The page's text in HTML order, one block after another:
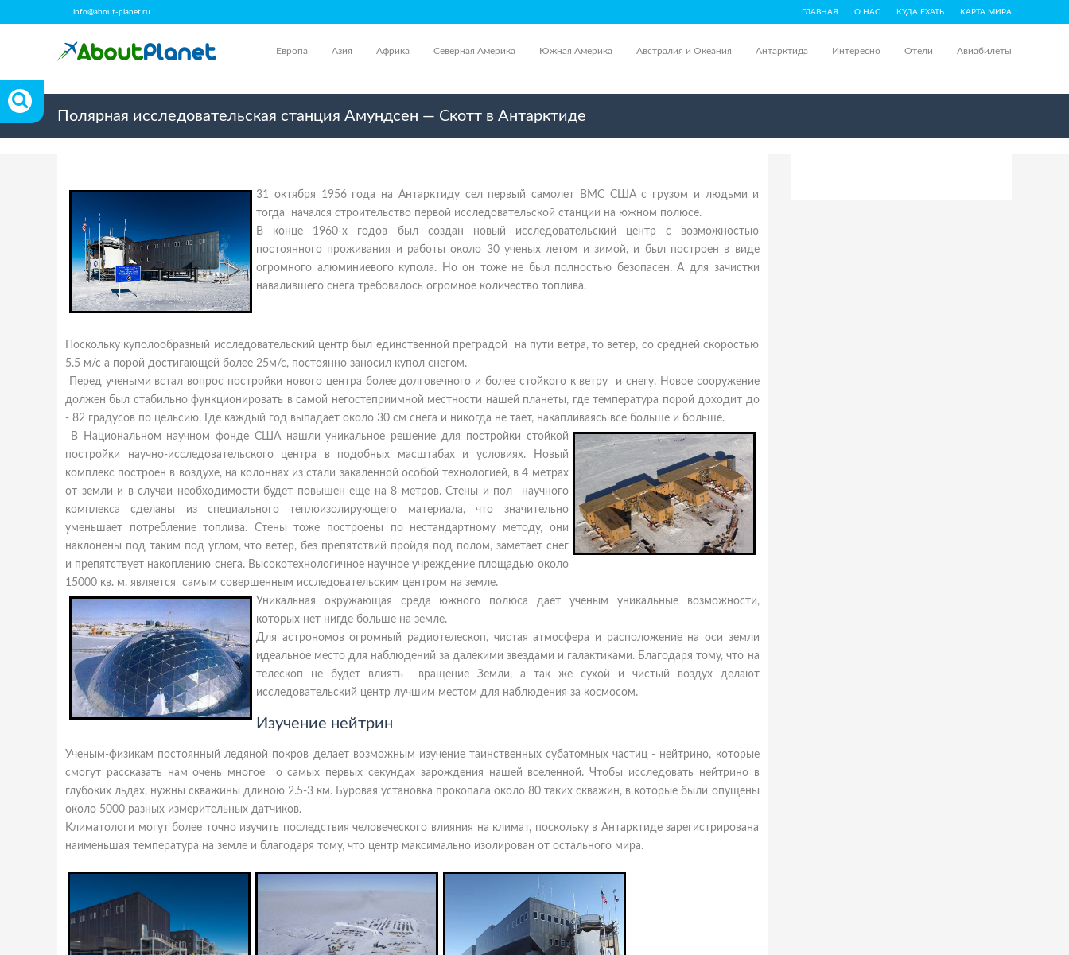
info@about-planet.ru ГЛАВНАЯ О НАС КУДА ЕХАТЬ КАРТА МИРА
Европа Азия Африка Северная Америка Южная Америка Австралия и Океания Антарктида Интересно Отели Авиабилеты
Полярная исследовательская станция Амундсен — Скотт в Антарктиде
31 октября 1956 года на Антарктиду сел первый самолет ВМС США с грузом и людьми и
тогда начался строительство первой исследовательской станции на южном полюсе.
В конце 1960-х годов был создан новый исследовательский центр с возможностью
постоянного проживания и работы около 30 ученых летом и зимой, и был построен в виде
огромного алюминиевого купола. Но он тоже не был полностью безопасен. А для зачистки
навалившего снега требовалось огромное количество топлива.
Поскольку куполообразный исследовательский центр был единственной преградой на пути ветра, то ветер, со средней скоростью
5.5 м/с а порой достигающей более 25м/с, постоянно заносил купол снегом.
Перед учеными встал вопрос постройки нового центра более долговечного и более стойкого к ветру и снегу. Новое сооружение
должен был стабильно функционировать в самой негостеприимной местности нашей планеты, где температура порой доходит до
- 82 градусов по цельсию. Где каждый год выпадает около 30 см снега и никогда не тает, накапливаясь все больше и больше.
В Национальном научном фонде США нашли уникальное решение для постройки стойкой
постройки научно-исследовательского центра в подобных масштабах и условиях. Новый
комплекс построен в воздухе, на колоннах из стали закаленной особой технологией, в 4 метрах
от земли и в случаи необходимости будет повышен еще на 8 метров. Стены и пол научного
комплекса сделаны из специального теплоизолирующего материала, что значительно
уменьшает потребление топлива. Стены тоже построены по нестандартному методу, они
наклонены под таким под углом, что ветер, без препятствий пройдя под полом, заметает снег
и препятствует накоплению снега. Высокотехнологичное научное учреждение площадью около
15000 кв. м. является самым совершенным исследовательским центром на земле.
Уникальная окружающая среда южного полюса дает ученым уникальные возможности,
которых нет нигде больше на земле.
Для астрономов огромный радиотелескоп, чистая атмосфера и расположение на оси земли
идеальное место для наблюдений за далекими звездами и галактиками. Благодаря тому, что на
телескоп не будет влиять вращение Земли, а так же сухой и чистый воздух делают
исследовательский центр лучшим местом для наблюдения за космосом.
Изучение нейтрин
Ученым-физикам постоянный ледяной покров делает возможным изучение таинственных субатомных частиц - нейтрино, которые
смогут рассказать нам очень многое о самых первых секундах зарождения нашей вселенной. Чтобы исследовать нейтрино в
глубоких льдах, нужны скважины длиною 2.5-3 км. Буровая установка прокопала около 80 таких скважин, в которые были опущены
около 5000 разных измерительных датчиков.
Климатологи могут более точно изучить последствия человеческого влияния на климат, поскольку в Антарктиде зарегистрирована
наименьшая температура на земле и благодаря тому, что центр максимально изолирован от остального мира.